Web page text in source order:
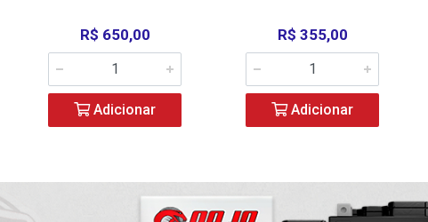
R$ 650,00
Adicionar
R$ 355,00
Adicionar